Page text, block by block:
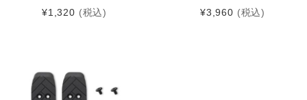
¥1,320 (税込) ¥3,960 (税込)